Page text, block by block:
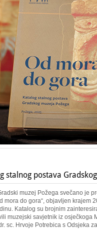
stalnog postava
muzej Požega svečano je
mora do gora“, objavljen krajem
Katalog su brojnim
muzejski savjetnik iz osječkoga
sc. Hrvoje Potrebica s Odsjeka